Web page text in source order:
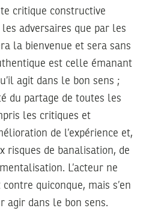
critique constructive
adversaires que par les
la bienvenue et sera sans
est celle émanant
agit dans le bon sens ;
du partage de toutes les
les critiques et
de l’expérience et,
risques de banalisation, de
L’acteur ne
quiconque, mais s’en
agir dans le bon sens.